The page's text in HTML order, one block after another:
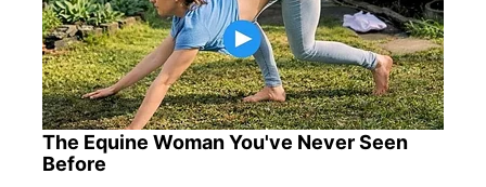
The Equine Woman You've Never Seen
Before